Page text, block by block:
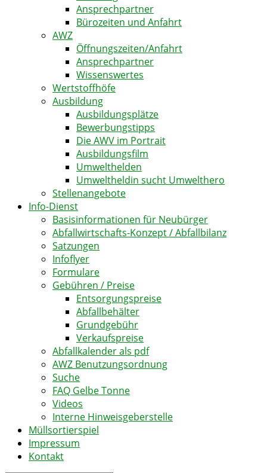
Ansprechpartner
Bürozeiten und Anfahrt
AWZ
Öffnungszeiten/Anfahrt
Ansprechpartner
Wissenswertes
Wertstoffhöfe
Ausbildung
Ausbildungsplätze
Bewerbungstipps
Die AWV im Portrait
Ausbildungsfilm
Umwelthelden
Umweltheldin sucht Umwelthero
Stellenangebote
Info-Dienst
Basisinformationen für Neubürger
Abfallwirtschafts-Konzept / Abfallbilanz
Satzungen
Infoflyer
Formulare
Gebühren / Preise
Entsorgungspreise
Abfallbehälter
Grundgebühr
Verkaufspreise
Abfallkalender als pdf
AWZ Benutzungsordnung
Suche
FAQ Gelbe Tonne
Videos
Interne Hinweisgeberstelle
Müllsortierspiel
Impressum
Kontakt